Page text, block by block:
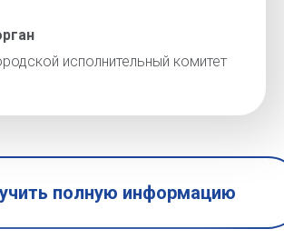
исполнительный комитет
полную информацию